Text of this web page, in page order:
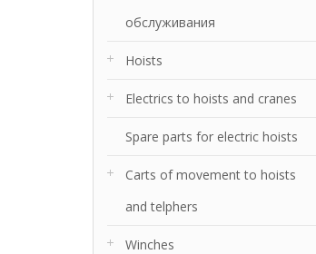
обслуживания
Hoists
Electrics to hoists and cranes
Spare parts for electric hoists
Carts of movement to hoists
and telphers
Winches